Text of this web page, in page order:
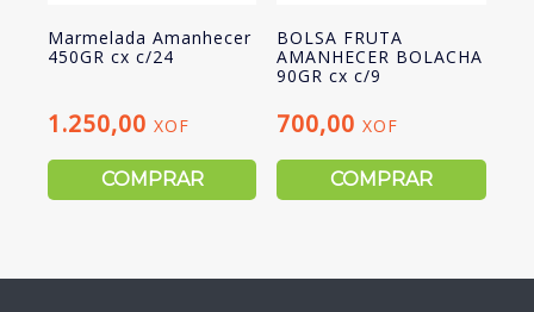
Marmelada Amanhecer
450GR cx c/24
1.250,00 XOF
COMPRAR
BOLSA FRUTA
AMANHECER BOLACHA
90GR cx c/9
700,00XOF
COMPRAR